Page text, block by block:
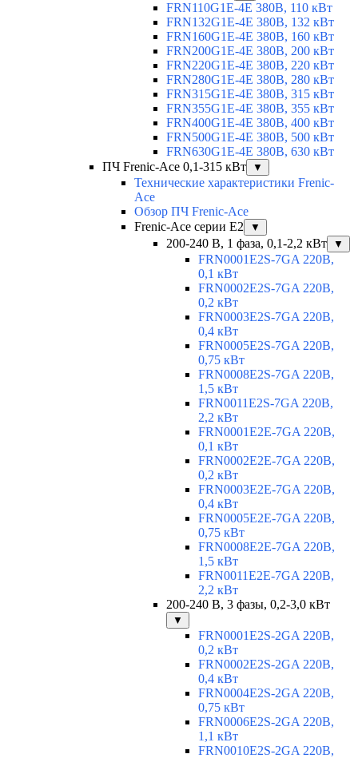
FRN110G1E-4E 380В, 110 кВт
FRN132G1E-4E 380В, 132 кВт
FRN160G1E-4E 380В, 160 кВт
FRN200G1E-4E 380В, 200 кВт
FRN220G1E-4E 380В, 220 кВт
FRN280G1E-4E 380В, 280 кВт
FRN315G1E-4E 380В, 315 кВт
FRN355G1E-4E 380В, 355 кВт
FRN400G1E-4E 380В, 400 кВт
FRN500G1E-4E 380В, 500 кВт
FRN630G1E-4E 380В, 630 кВт
ПЧ Frenic-Ace 0,1-315 кВт
▼
Технические характеристики Frenic-
Ace
Обзор ПЧ Frenic-Ace
Frenic-Ace серии E2
▼
200-240 В, 1 фаза, 0,1-2,2 кВт ▼
FRN0001E2S-7GA 220В,
0,1 кВт
FRN0002E2S-7GA 220В,
0,2 кВт
FRN0003E2S-7GA 220В,
0,4 кВт
FRN0005E2S-7GA 220В,
0,75 кВт
FRN0008E2S-7GA 220В,
1,5 кВт
FRN0011E2S-7GA 220В,
2,2 кВт
FRN0001E2E-7GA 220В,
0,1 кВт
FRN0002E2E-7GA 220В,
0,2 кВт
FRN0003E2E-7GA 220В,
0,4 кВт
FRN0005E2E-7GA 220В,
0,75 кВт
FRN0008E2E-7GA 220В,
1,5 кВт
FRN0011E2E-7GA 220В,
2,2 кВт
200-240 В, 3 фазы, 0,2-3,0 кВт
▼
FRN0001E2S-2GA 220В,
0,2 кВт
FRN0002E2S-2GA 220В,
0,4 кВт
FRN0004E2S-2GA 220В,
0,75 кВт
FRN0006E2S-2GA 220В,
1,1 кВт
FRN0010E2S-2GA 220В,